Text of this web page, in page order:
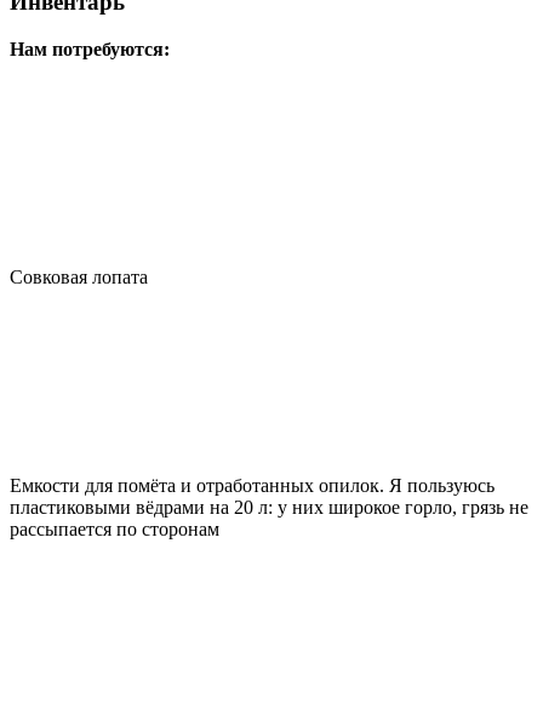
Нам потребуются:
Совковая лопата
Емкости для помёта и отработанных опилок. Я пользуюсь
пластиковыми вёдрами на 20 л: у них широкое горло, грязь не
рассыпается по сторонам